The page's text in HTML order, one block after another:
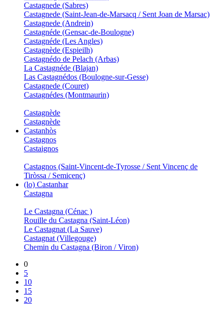
Castagnede (Sabres)
Castagnede (Saint-Jean-de-Marsacq / Sent Joan de Marsac)
Castagnede (Andrein)
Castagnéde (Gensac-de-Boulogne)
Castagnéde (Les Angles)
Castagnède (Espieilh)
Castagnédo de Pelach (Arbas)
La Castagnéde (Blajan)
Las Castagnédos (Boulogne-sur-Gesse)
Castagnede (Couret)
Castagnédes (Montmaurin)
Castagnède
Castagnède
Castanhòs
Castagnos
Castaignos
Castagnos (Saint-Vincent-de-Tyrosse / Sent Vincenç de
Tiròssa / Semicenç)
(lo) Castanhar
Castagna
Le Castagna (Cénac )
Rouille du Castagna (Saint-Léon)
Le Castagnat (La Sauve)
Castagnat (Villegouge)
Chemin du Castagna (Biron / Viron)
0
5
10
15
20